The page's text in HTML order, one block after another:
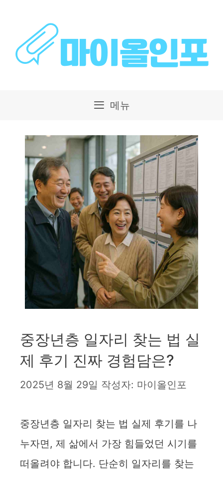
메뉴
중장년층 일자리 찾는 법 실
제 후기 진짜 경험담은?
2025년 8월 29일 작성자: 마이올인포
중장년층 일자리 찾는 법 실제 후기를 나
누자면, 제 삶에서 가장 힘들었던 시기를
떠올려야 합니다. 단순히 일자리를 찾는